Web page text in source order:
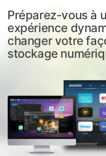
Préparez-vous à
expérience
changer votre
stockage